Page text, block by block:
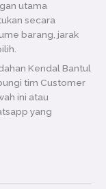
utama
secara
barang, jarak
Kendal Bantul
tim Customer
ini atau
yang